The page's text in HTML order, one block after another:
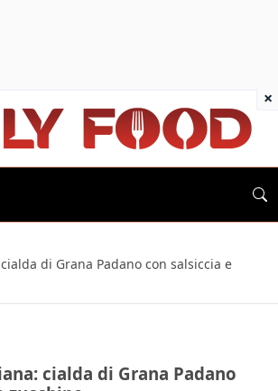
di Grana Padano con salsiccia e
cialda di Grana Padano
×